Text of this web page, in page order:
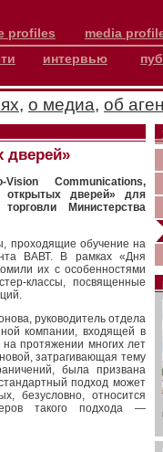
profiles media
интервью
, о медиа, об
дверей»
Communications,
дверей» для
Министерства
проходящие обучение на
ВАВТ. В рамках «Дня
их с особенностями
классы, посвященные
руководитель отдела
компании, входящей в
на протяжении многих лет
затрагивающая тему
была призвана
подход может
безусловно, относится
такого подхода —